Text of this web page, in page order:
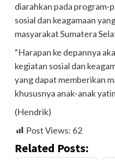
diarahkan pada program-
sosial dan keagamaan
masyarakat Sumatera
“Harapan ke depannya
kegiatan sosial dan
yang dapat memberikan
khususnya anak-anak
(Hendrik)
Post Views: 62
Related Posts: